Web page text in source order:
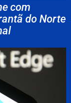
com
do Norte